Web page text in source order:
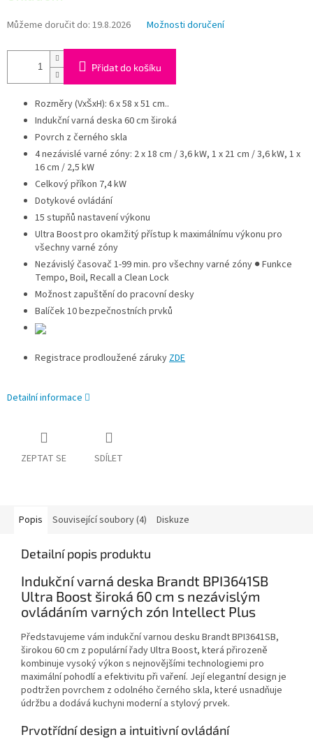
Můžeme doručit do: 19.8.2026 Možnosti doručení
Přidat do košíku
Rozměry (VxŠxH): 6 x 58 x 51 cm..
Indukční varná deska 60 cm široká
Povrch z černého skla
4 nezávislé varné zóny: 2 x 18 cm / 3,6 kW, 1 x 21 cm / 3,6 kW, 1 x
16 cm / 2,5 kW
Celkový příkon 7,4 kW
Dotykové ovládání
15 stupňů nastavení výkonu
Ultra Boost pro okamžitý přístup k maximálnímu výkonu pro
všechny varné zóny
Nezávislý časovač 1-99 min. pro všechny varné zóny ● Funkce
Tempo, Boil, Recall a Clean Lock
Možnost zapuštění do pracovní desky
Balíček 10 bezpečnostních prvků
Registrace prodloužené zárukyZDE
Detailní informace
ZEPTAT SE SDÍLET
Popis Související soubory (4) Diskuze
Detailní popis produktu
Indukční varná deska Brandt BPI3641SB
Ultra Boost široká 60 cm s nezávislým
ovládáním varných zón Intellect Plus
Představujeme vám indukční varnou desku Brandt BPI3641SB,
širokou 60 cm z populární řady Ultra Boost, která přirozeně
kombinuje vysoký výkon s nejnovějšími technologiemi pro
maximální pohodlí a efektivitu při vaření. Její elegantní design je
podtržen povrchem z odolného černého skla, které usnadňuje
údržbu a dodává kuchyni moderní a stylový prvek.
Prvotřídní design a intuitivní ovládání